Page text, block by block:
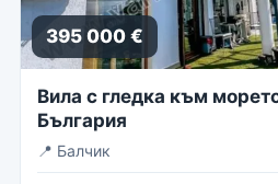
395 000 €
Вила с гледка към
България
📍 Балчик